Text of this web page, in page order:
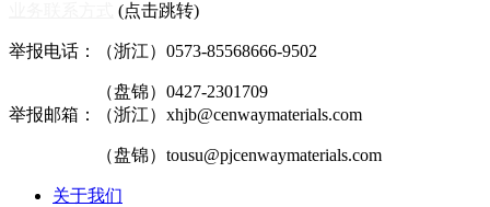
(点击跳转)
举报电话：（浙江）0573-85568666-9502
（盘锦）0427-2301709
举报邮箱：（浙江）xhjb@cenwaymaterials.com
（盘锦）tousu@pjcenwaymaterials.com
关于我们